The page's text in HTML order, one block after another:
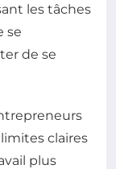
les tâches
se
de se
claires
plus